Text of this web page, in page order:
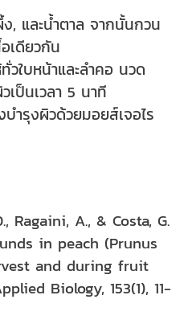
, และน้ำตาล จากนั้นกวน
เดียวกัน
ใบหน้าและลำคอ นวด
เป็นเวลา 5 นาที
บำรุงผิวด้วยมอยส์เจอไร
Ragaini, A., & Costa, G.
in peach (Prunus
and during fruit
Biology, 153(1), 11-